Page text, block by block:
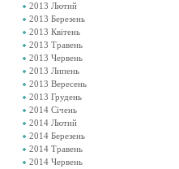
2013 Лютий
2013 Березень
2013 Квітень
2013 Травень
2013 Червень
2013 Липень
2013 Вересень
2013 Грудень
2014 Січень
2014 Лютий
2014 Березень
2014 Травень
2014 Червень